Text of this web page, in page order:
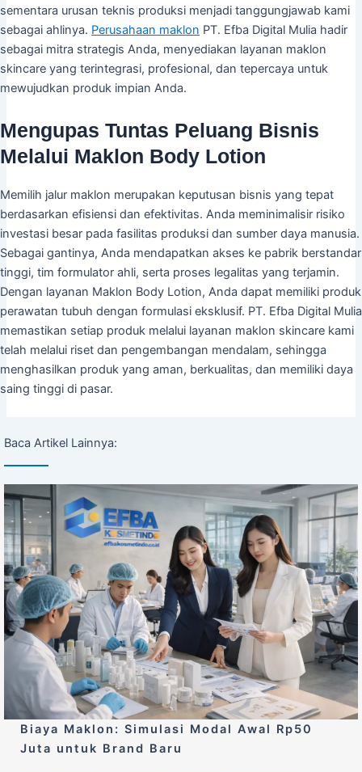
sementara urusan teknis produksi menjadi tanggungjawab kami
sebagai ahlinya. Perusahaan maklon PT. Efba Digital Mulia hadir
sebagai mitra strategis Anda, menyediakan layanan maklon
skincare yang terintegrasi, profesional, dan tepercaya untuk
mewujudkan produk impian Anda.
Mengupas Tuntas Peluang Bisnis
Melalui Maklon Body Lotion
Memilih jalur maklon merupakan keputusan bisnis yang tepat
berdasarkan efisiensi dan efektivitas. Anda meminimalisir risiko
investasi besar pada fasilitas produksi dan sumber daya manusia.
Sebagai gantinya, Anda mendapatkan akses ke pabrik berstandar
tinggi, tim formulator ahli, serta proses legalitas yang terjamin.
Dengan layanan Maklon Body Lotion, Anda dapat memiliki produk
perawatan tubuh dengan formulasi eksklusif. PT. Efba Digital Mulia
memastikan setiap produk melalui layanan maklon skincare kami
telah melalui riset dan pengembangan mendalam, sehingga
menghasilkan produk yang aman, berkualitas, dan memiliki daya
saing tinggi di pasar.
Baca Artikel Lainnya:
Biaya Maklon: Simulasi Modal Awal Rp50
Juta untuk Brand Baru